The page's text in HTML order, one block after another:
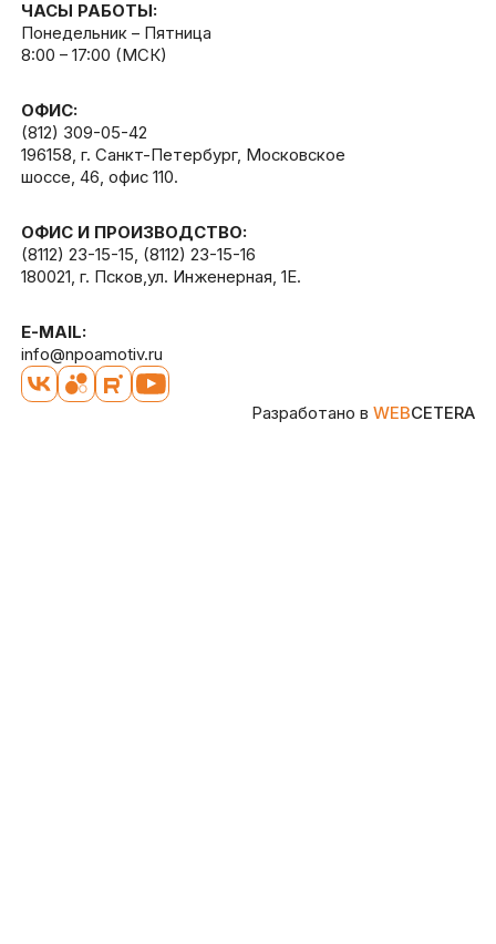
ЧАСЫ РАБОТЫ:
Понедельник – Пятница
8:00 – 17:00 (МСК)
ОФИС:
(812) 309-05-42
196158, г. Санкт-Петербург, Московское
шоссе, 46, офис 110.
ОФИС И ПРОИЗВОДСТВО:
(8112) 23-15-15, (8112) 23-15-16
180021, г. Псков,ул. Инженерная, 1Е.
E-MAIL:
info@npoamotiv.ru
Разработано вWEBCETERA